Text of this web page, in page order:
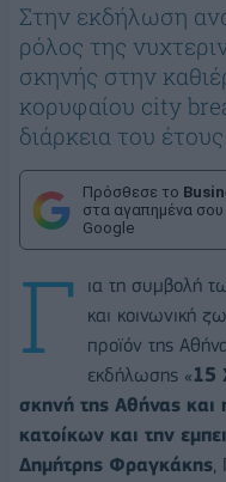
Στην εκδήλωση
ρόλος της
σκηνής στην
κορυφαίου city
διάρκεια του έτους
Πρόσθεσε το
στα αγαπημένα σου
Google
Γ
ια τη συμβολή
και κοινωνική
προϊόν της
εκδήλωσης «15
σκηνή της Αθήνας
κατοίκων και την
Δημήτρης Φραγκάκης,